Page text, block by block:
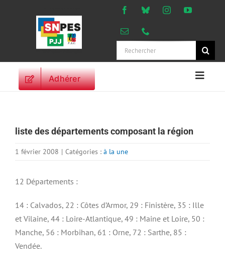
Rechercher:
Adhérer
ORIENTATIONS
PUBLICATIONS
liste des départements composant la région
1 février 2008 | Catégories : à la une
12 Départements :
14 : Calvados, 22 : Côtes d’Armor, 29 : Finistère, 35 : Ille
et Vilaine, 44 : Loire-Atlantique, 49 : Maine et Loire, 50 :
Manche, 56 : Morbihan, 61 : Orne, 72 : Sarthe, 85 :
Vendée.